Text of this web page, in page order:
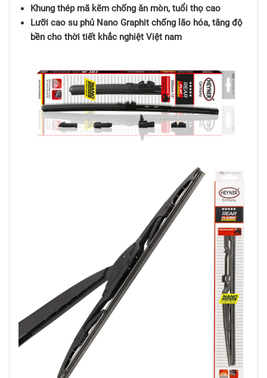
Khung thép mã kẽm chống ăn mòn, tuổi thọ cao
Lưỡi cao su phủ Nano Graphit chống lão hóa, tăng độ
bền cho thời tiết khắc nghiệt Việt nam